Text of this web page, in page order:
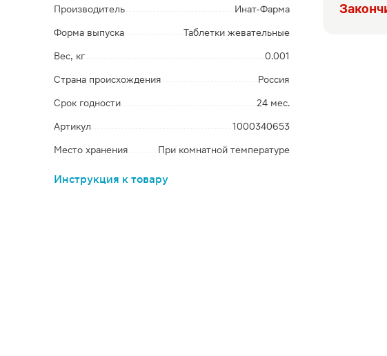
Производитель Инат-Фарма
Форма выпуска Таблетки жевательные
Вес, кг 0.001
Страна происхождения Россия
Срок годности 24 мес.
Артикул 1000340653
Место хранения При комнатной температуре
Инструкция к товару